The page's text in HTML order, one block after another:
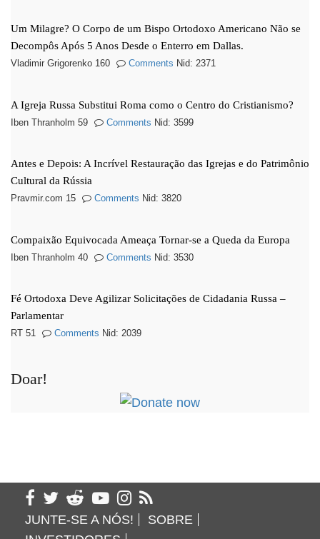
Um Milagre? O Corpo de um Bispo Ortodoxo Americano Não se
Decompôs Após 5 Anos Desde o Enterro em Dallas.
Vladimir Grigorenko 160 Comments Nid: 2371
A Igreja Russa Substitui Roma como o Centro do Cristianismo?
Iben Thranholm 59 Comments Nid: 3599
Antes e Depois: A Incrível Restauração das Igrejas e do Patrimônio
Cultural da Rússia
Pravmir.com 15 Comments Nid: 3820
Compaixão Equivocada Ameaça Tornar-se a Queda da Europa
Iben Thranholm 40 Comments Nid: 3530
Fé Ortodoxa Deve Agilizar Solicitações de Cidadania Russa –
Parlamentar
RT 51 Comments Nid: 2039
Doar!
JUNTE-SE A NÓS!
SOBRE